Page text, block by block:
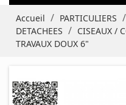
Accueil PARTICULIERS
DETACHEES
CISEAUX /
TRAVAUX DOUX 6"